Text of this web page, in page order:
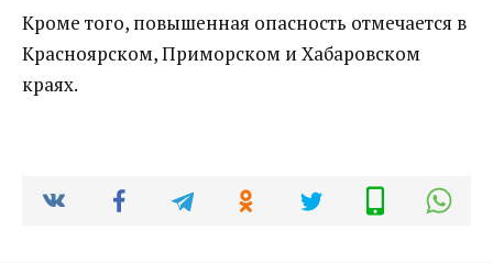
Кроме того, повышенная опасность отмечается в
Красноярском, Приморском и Хабаровском
краях.